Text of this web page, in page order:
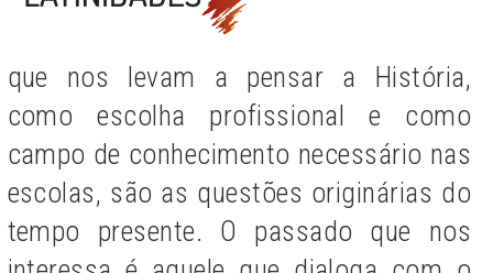
que nos levam a pensar a História,
como escolha profissional e como
campo de conhecimento necessário nas
escolas, são as questões originárias do
tempo presente. O passado que nos